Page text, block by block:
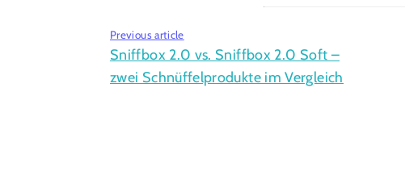
Previous article
Sniffbox 2.0 vs. Sniffbox 2.0 Soft –
zwei Schnüffelprodukte im Vergleich